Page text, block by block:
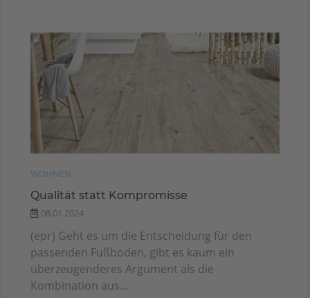
WOHNEN
Qualität statt Kompromisse
08.01.2024
(epr) Geht es um die Entscheidung für den
passenden Fußboden, gibt es kaum ein
überzeugenderes Argument als die
Kombination aus...